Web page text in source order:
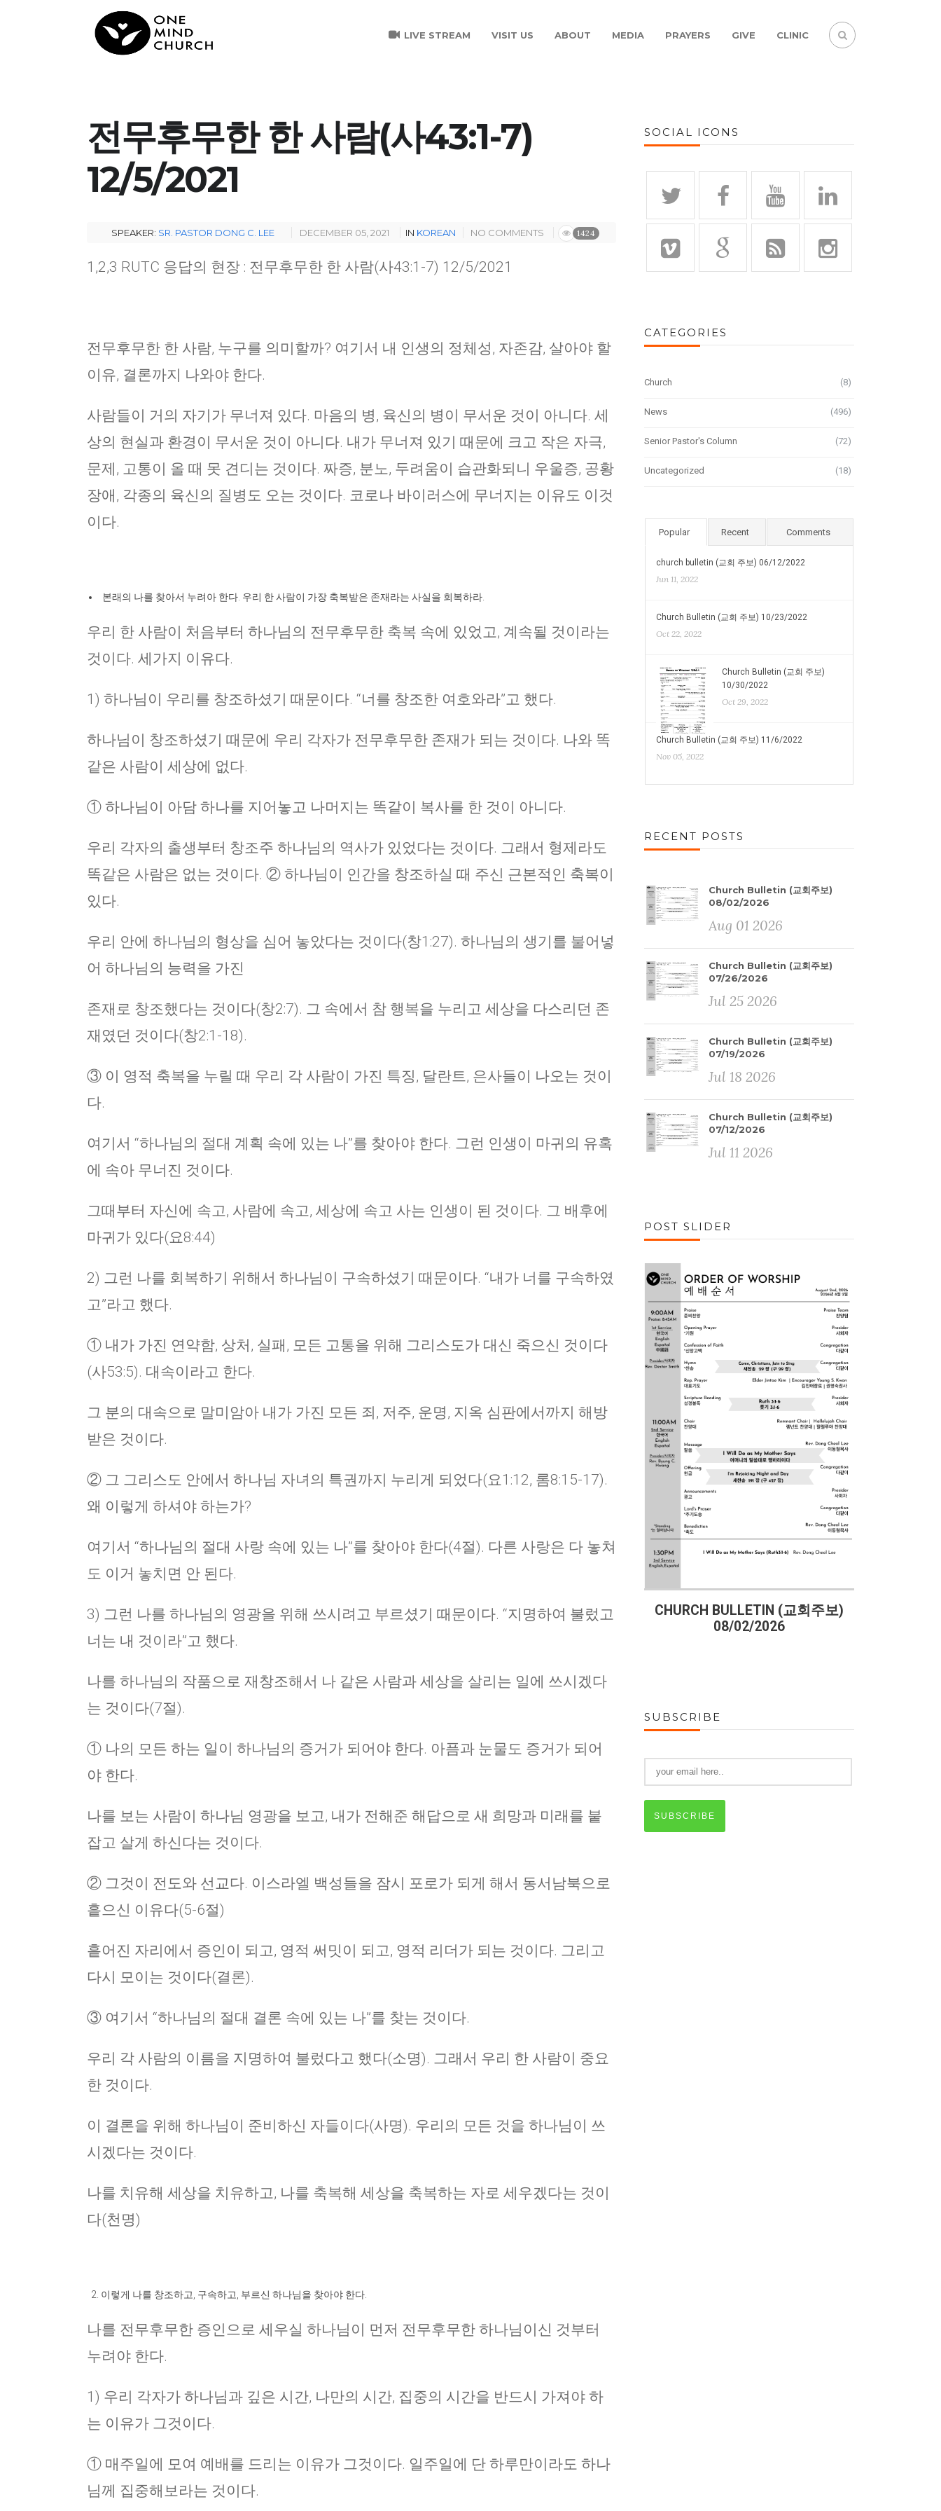
LIVE STREAM VISIT US ABOUT MEDIA PRAYERS GIVE CLINIC
전무후무한 한 사람(사43:1-7)
12/5/2021
SPEAKER: SR. PASTOR DONG C. LEE DECEMBER 05, 2021 IN KOREAN NO COMMENTS 1424
1,2,3 RUTC 응답의 현장 : 전무후무한 한 사람(사43:1-7) 12/5/2021
전무후무한 한 사람, 누구를 의미할까? 여기서 내 인생의 정체성, 자존감, 살아야 할
이유, 결론까지 나와야 한다.
사람들이 거의 자기가 무너져 있다. 마음의 병, 육신의 병이 무서운 것이 아니다. 세
상의 현실과 환경이 무서운 것이 아니다. 내가 무너져 있기 때문에 크고 작은 자극,
문제, 고통이 올 때 못 견디는 것이다. 짜증, 분노, 두려움이 습관화되니 우울증, 공황
장애, 각종의 육신의 질병도 오는 것이다. 코로나 바이러스에 무너지는 이유도 이것
이다.
본래의 나를 찾아서 누려아 한다. 우리 한 사람이 가장 축복받은 존재라는 사실을 회복하라.
우리 한 사람이 처음부터 하나님의 전무후무한 축복 속에 있었고, 계속될 것이라는
것이다. 세가지 이유다.
1) 하나님이 우리를 창조하셨기 때문이다. “너를 창조한 여호와라”고 했다.
하나님이 창조하셨기 때문에 우리 각자가 전무후무한 존재가 되는 것이다. 나와 똑
같은 사람이 세상에 없다.
① 하나님이 아담 하나를 지어놓고 나머지는 똑같이 복사를 한 것이 아니다.
우리 각자의 출생부터 창조주 하나님의 역사가 있었다는 것이다. 그래서 형제라도
똑같은 사람은 없는 것이다. ② 하나님이 인간을 창조하실 때 주신 근본적인 축복이
있다.
우리 안에 하나님의 형상을 심어 놓았다는 것이다(창1:27). 하나님의 생기를 불어넣
어 하나님의 능력을 가진
존재로 창조했다는 것이다(창2:7). 그 속에서 참 행복을 누리고 세상을 다스리던 존
재였던 것이다(창2:1-18).
③ 이 영적 축복을 누릴 때 우리 각 사람이 가진 특징, 달란트, 은사들이 나오는 것이
다.
여기서 “하나님의 절대 계획 속에 있는 나”를 찾아야 한다. 그런 인생이 마귀의 유혹
에 속아 무너진 것이다.
그때부터 자신에 속고, 사람에 속고, 세상에 속고 사는 인생이 된 것이다. 그 배후에
마귀가 있다(요8:44)
2) 그런 나를 회복하기 위해서 하나님이 구속하셨기 때문이다. “내가 너를 구속하였
고”라고 했다.
① 내가 가진 연약함, 상처, 실패, 모든 고통을 위해 그리스도가 대신 죽으신 것이다
(사53:5). 대속이라고 한다.
그 분의 대속으로 말미암아 내가 가진 모든 죄, 저주, 운명, 지옥 심판에서까지 해방
받은 것이다.
② 그 그리스도 안에서 하나님 자녀의 특권까지 누리게 되었다(요1:12, 롬8:15-17).
왜 이렇게 하셔야 하는가?
여기서 “하나님의 절대 사랑 속에 있는 나”를 찾아야 한다(4절). 다른 사랑은 다 놓쳐
도 이거 놓치면 안 된다.
3) 그런 나를 하나님의 영광을 위해 쓰시려고 부르셨기 때문이다. “지명하여 불렀고
너는 내 것이라”고 했다.
나를 하나님의 작품으로 재창조해서 나 같은 사람과 세상을 살리는 일에 쓰시겠다
는 것이다(7절).
① 나의 모든 하는 일이 하나님의 증거가 되어야 한다. 아픔과 눈물도 증거가 되어
야 한다.
나를 보는 사람이 하나님 영광을 보고, 내가 전해준 해답으로 새 희망과 미래를 붙
잡고 살게 하신다는 것이다.
② 그것이 전도와 선교다. 이스라엘 백성들을 잠시 포로가 되게 해서 동서남북으로
흩으신 이유다(5-6절)
흩어진 자리에서 증인이 되고, 영적 써밋이 되고, 영적 리더가 되는 것이다. 그리고
다시 모이는 것이다(결론).
③ 여기서 “하나님의 절대 결론 속에 있는 나”를 찾는 것이다.
우리 각 사람의 이름을 지명하여 불렀다고 했다(소명). 그래서 우리 한 사람이 중요
한 것이다.
이 결론을 위해 하나님이 준비하신 자들이다(사명). 우리의 모든 것을 하나님이 쓰
시겠다는 것이다.
나를 치유해 세상을 치유하고, 나를 축복해 세상을 축복하는 자로 세우겠다는 것이
다(천명)
이렇게 나를 창조하고, 구속하고, 부르신 하나님을 찾아야 한다.
나를 전무후무한 증인으로 세우실 하나님이 먼저 전무후무한 하나님이신 것부터
누려야 한다.
1) 우리 각자가 하나님과 깊은 시간, 나만의 시간, 집중의 시간을 반드시 가져야 하
는 이유가 그것이다.
① 매주일에 모여 예배를 드리는 이유가 그것이다. 일주일에 단 하루만이라도 하나
님께 집중해보라는 것이다.
SOCIAL ICONS
CATEGORIES
Church (8)
News (496)
Senior Pastor's Column (72)
Uncategorized (18)
Popular Recent Comments
church bulletin (교회 주보) 06/12/2022
Jun 11, 2022
Church Bulletin (교회 주보) 10/23/2022
Oct 22, 2022
Church Bulletin (교회 주보)
10/30/2022
Oct 29, 2022
Church Bulletin (교회 주보) 11/6/2022
Nov 05, 2022
RECENT POSTS
Church Bulletin (교회주보)
08/02/2026
Aug 01 2026
Church Bulletin (교회주보)
07/26/2026
Jul 25 2026
Church Bulletin (교회주보)
07/19/2026
Jul 18 2026
Church Bulletin (교회주보)
07/12/2026
Jul 11 2026
POST SLIDER
CHURCH BULLETIN (교회주보)
07/19/2026
CHURCH BULLETIN (교회주보)
08/02/2026
SUBSCRIBE
SUBSCRIBE